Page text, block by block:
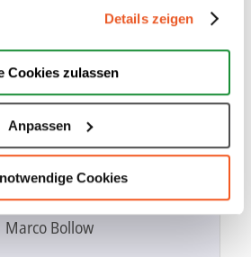
oder widerrufen
würden wir auch gerne:
Ihre geografische Lage erfassen,
Scannen nach bestimmten
identifizieren
wie Ihre persönlichen Daten
legen Sie Ihre Präferenzen im
fest.
Details zeigen
Cookies zulassen
Anpassen
Cookies
Marco Bollow